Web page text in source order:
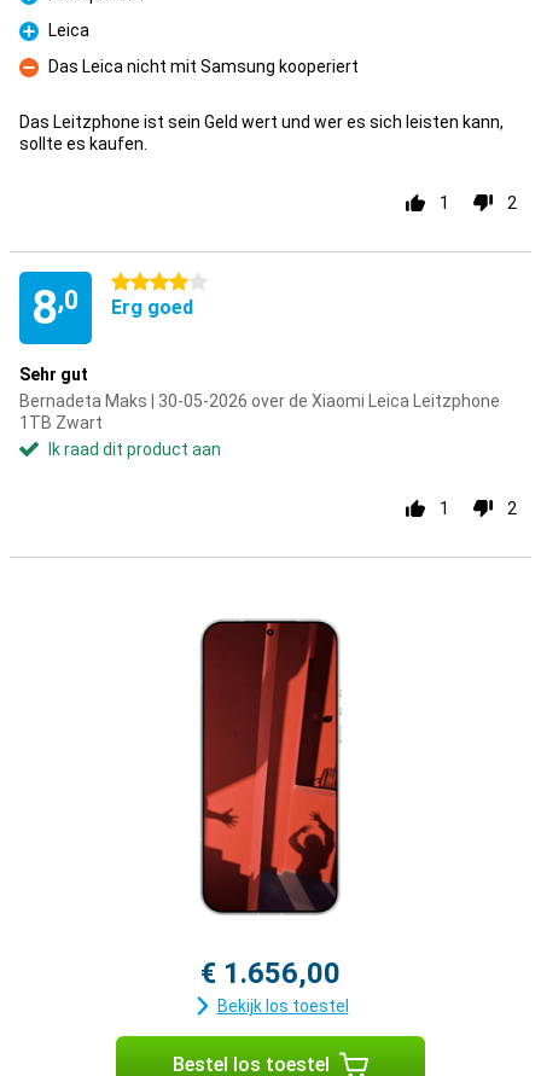
Pluspunt
Pluspunt
Leica
Minpunt
Das Leica nicht mit Samsung kooperiert
Das Leitzphone ist sein Geld wert und wer es sich leisten kann,
sollte es kaufen.
1 2
8,0
4 sterren
Erg goed
Sehr gut
Bernadeta Maks | 30-05-2026 over de Xiaomi Leica Leitzphone
1TB Zwart
Ik raad dit product aan
1 2
€ 1.656,00
Bekijk los toestel
Bestel los toestel